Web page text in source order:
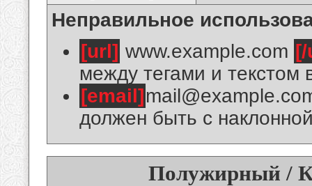
Неправильное
[url] www.example.com
между тегами и текстом
[email]
должен быть с
Полужирный /